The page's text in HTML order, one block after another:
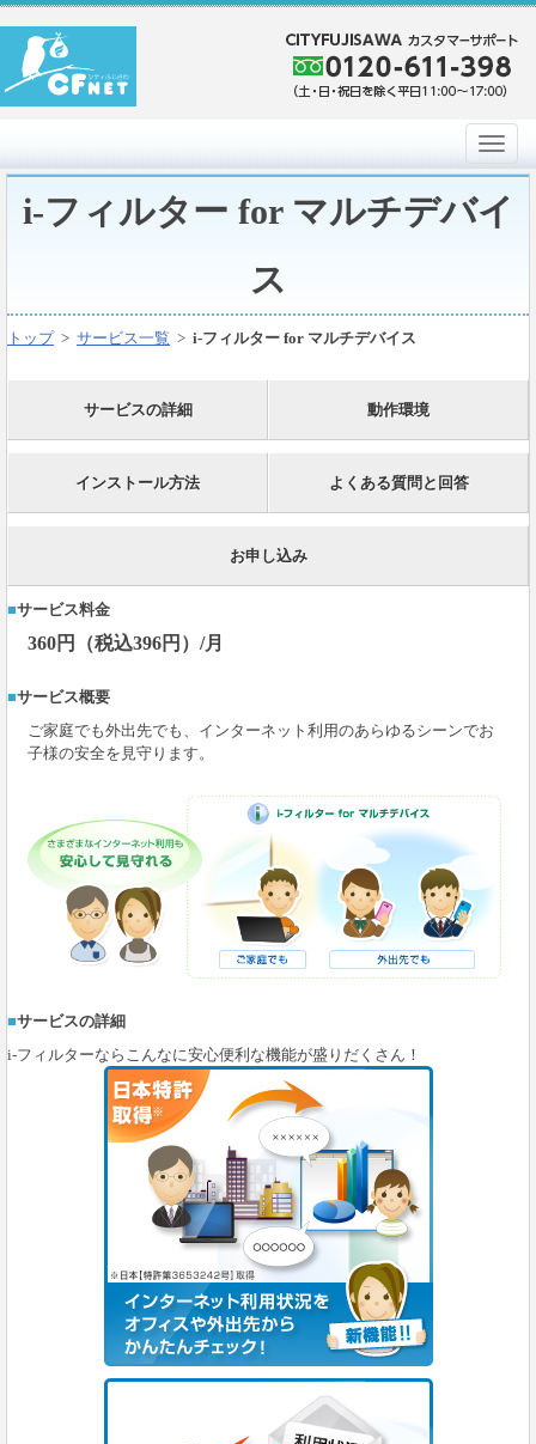
i-フィルター for マルチデバイ
ス
トップ> サービス一覧 > i-フィルター for マルチデバイス
サービスの詳細 動作環境
インストール方法 よくある質問と回答
お申し込み
サービス料金
360円（税込396円）/月
サービス概要
ご家庭でも外出先でも、インターネット利用のあらゆるシーンでお
子様の安全を見守ります。
サービスの詳細
i-フィルターならこんなに安心便利な機能が盛りだくさん！